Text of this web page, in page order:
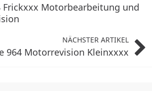
Frickxxx Motorbearbeitung und
NÄCHSTER ARTIKEL
964 Motorrevision Kleinxxxx